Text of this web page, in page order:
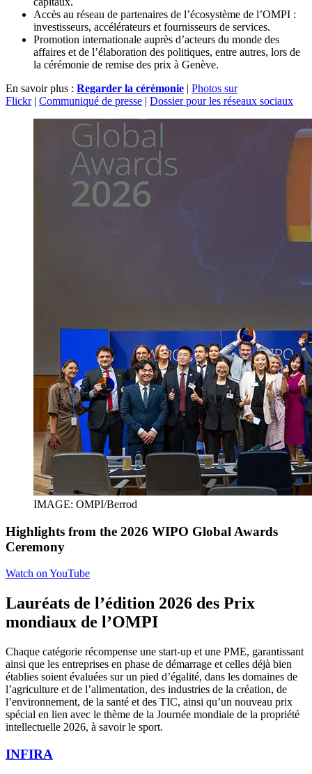
Accès au réseau de partenaires de l’écosystème de l’OMPI :
investisseurs, accélérateurs et fournisseurs de services.
Promotion internationale auprès d’acteurs du monde des
affaires et de l’élaboration des politiques, entre autres, lors de
la cérémonie de remise des prix à Genève.
En savoir plus : Regarder la cérémonie | Photos sur
Flickr| Communiqué de presse | Dossier pour les réseaux sociaux
IMAGE: OMPI/Berrod
Highlights from the 2026 WIPO Global Awards
Ceremony
Watch on YouTube
Lauréats de l’édition 2026 des Prix
mondiaux de l’OMPI
Chaque catégorie récompense une start-up et une PME, garantissant
ainsi que les entreprises en phase de démarrage et celles déjà bien
établies soient évaluées sur un pied d’égalité, dans les domaines de
l’agriculture et de l’alimentation, des industries de la création, de
l’environnement, de la santé et des TIC, ainsi qu’un nouveau prix
spécial en lien avec le thème de la Journée mondiale de la propriété
intellectuelle 2026, à savoir le sport.
INFIRA